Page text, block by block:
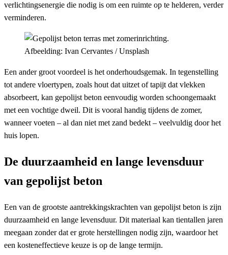
verlichtingsenergie die nodig is om een ruimte op te helderen, verder
verminderen.
Afbeelding: Ivan Cervantes / Unsplash
Een ander groot voordeel is het onderhoudsgemak. In tegenstelling
tot andere vloertypen, zoals hout dat uitzet of tapijt dat vlekken
absorbeert, kan gepolijst beton eenvoudig worden schoongemaakt
met een vochtige dweil. Dit is vooral handig tijdens de zomer,
wanneer voeten – al dan niet met zand bedekt – veelvuldig door het
huis lopen.
De duurzaamheid en lange levensduur
van gepolijst beton
Een van de grootste aantrekkingskrachten van gepolijst beton is zijn
duurzaamheid en lange levensduur. Dit materiaal kan tientallen jaren
meegaan zonder dat er grote herstellingen nodig zijn, waardoor het
een kosteneffectieve keuze is op de lange termijn.